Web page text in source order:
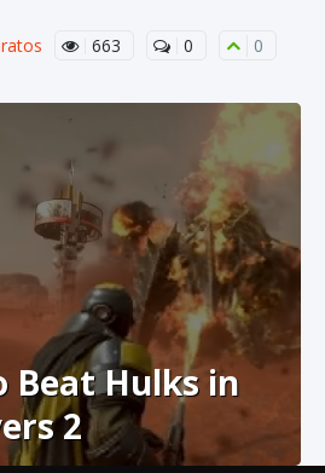
663 0 0
Beat Hulks in
2